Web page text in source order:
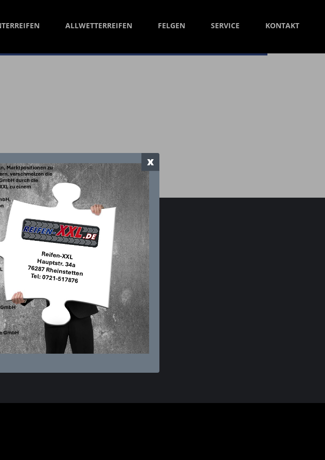
x
ALLWETTERREIFEN FELGEN SERVICE KONTAKT
Rechtliches
Impressum
Datenschutz
AGB